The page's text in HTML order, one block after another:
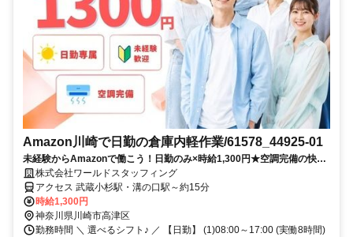
Amazon川崎で日勤の倉庫内軽作業/61578_44925-01
未経験からAmazonで働こう！日勤のみ×時給1,300円★空調完備の快適
倉庫でシンプル作業！
株式会社ワールドスタッフィング
アクセス 武蔵小杉駅・溝の口駅～約15分
時給1,300円
神奈川県川崎市高津区
勤務時間 ＼ 選べるシフト♪ ／ 【日勤】 (1)08:00～17:00 (実働8時間)